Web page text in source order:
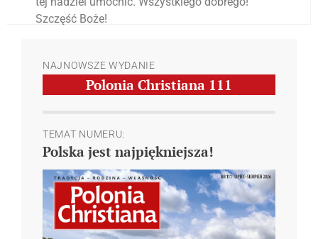
Szczęść Boże!
NAJNOWSZE WYDANIE
Polonia Christiana 111
TEMAT NUMERU:
Polska jest najpiękniejsza!